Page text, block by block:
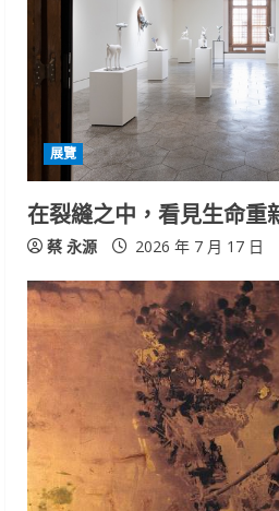
e
a
n
g
展覽
在裂縫之中，看見生命重
蔡 永源 2026 年 7 月 17 日